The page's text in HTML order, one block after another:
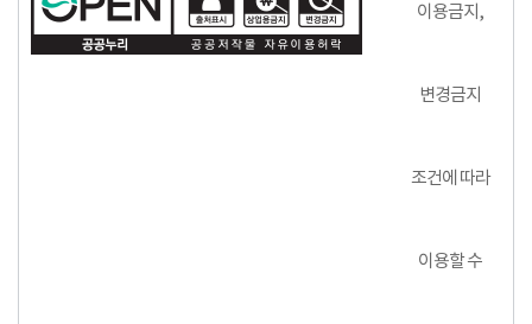
이용금지,
변경금지
조건에 따라
이용할 수